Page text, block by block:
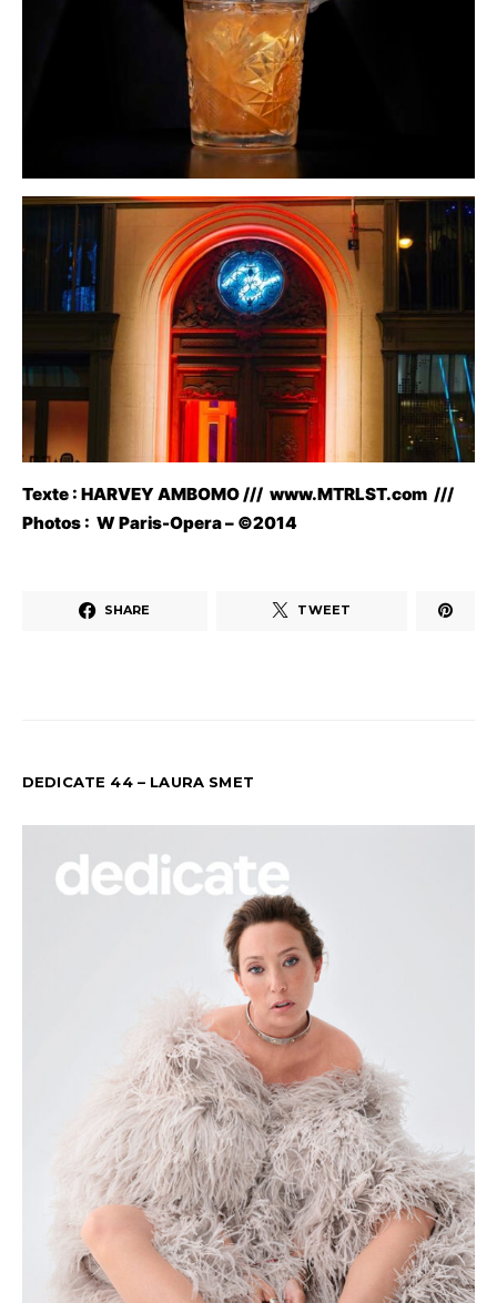
Texte : HARVEY AMBOMO /// www.MTRLST.com ///
Photos : W Paris-Opera – ©2014
SHARE TWEET
DEDICATE 44 – LAURA SMET